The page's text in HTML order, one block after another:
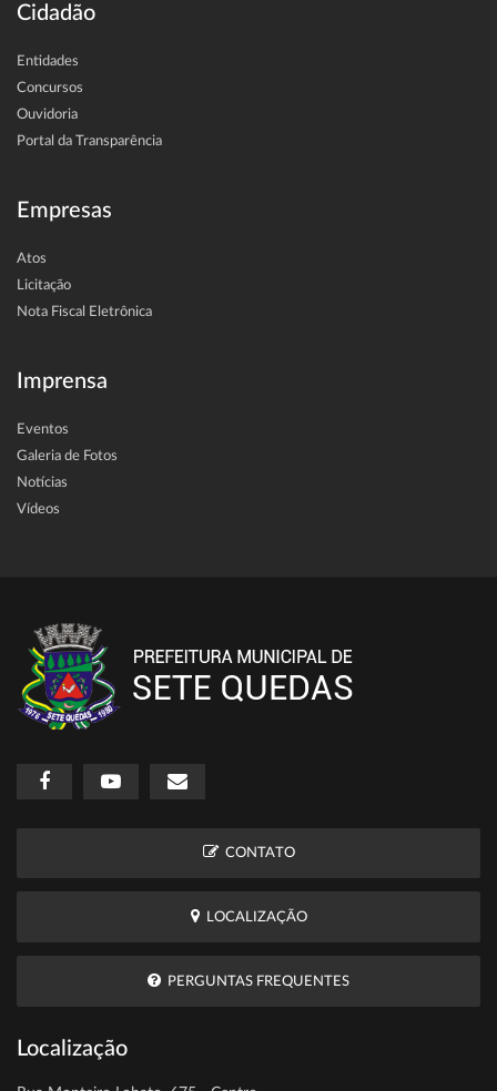
Cidadão
Entidades
Concursos
Ouvidoria
Portal da Transparência
Empresas
Atos
Licitação
Nota Fiscal Eletrônica
Imprensa
Eventos
Galeria de Fotos
Notícias
Vídeos
CONTATO
LOCALIZAÇÃO
PERGUNTAS FREQUENTES
Localização